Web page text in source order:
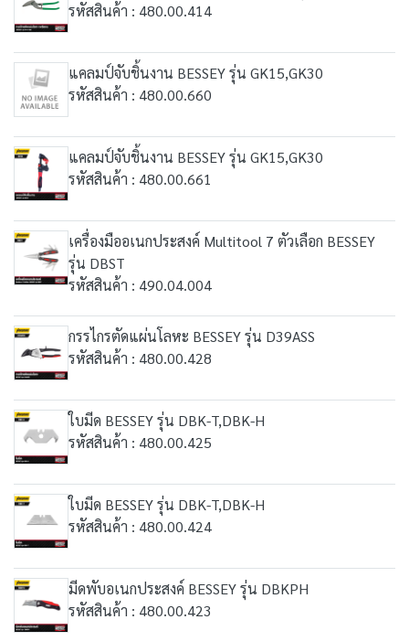
รหัสสินค้า : 480.00.414
แคลมป์จับชิ้นงาน BESSEY รุ่น GK15,GK30
รหัสสินค้า : 480.00.660
แคลมป์จับชิ้นงาน BESSEY รุ่น GK15,GK30
รหัสสินค้า : 480.00.661
เครื่องมืออเนกประสงค์ Multitool 7 ตัวเลือก BESSEY
รุ่น DBST
รหัสสินค้า : 490.04.004
กรรไกรตัดแผ่นโลหะ BESSEY รุ่น D39ASS
รหัสสินค้า : 480.00.428
ใบมีด BESSEY รุ่น DBK-T,DBK-H
รหัสสินค้า : 480.00.425
ใบมีด BESSEY รุ่น DBK-T,DBK-H
รหัสสินค้า : 480.00.424
มีดพับอเนกประสงค์ BESSEY รุ่น DBKPH
รหัสสินค้า : 480.00.423